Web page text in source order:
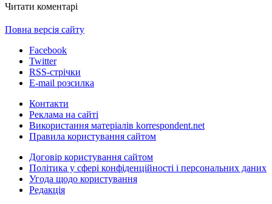
Читати коментарі
Повна версія сайту
Facebook
Twitter
RSS-стрічки
E-mail розсилка
Контакти
Реклама на сайті
Використання матеріалів korrespondent.net
Правила користування сайтом
Договір користування сайтом
Політика у сфері конфіденційності і персональних даних
Угода щодо користування
Редакція